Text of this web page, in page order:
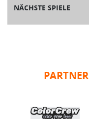
NÄCHSTE SPIELE